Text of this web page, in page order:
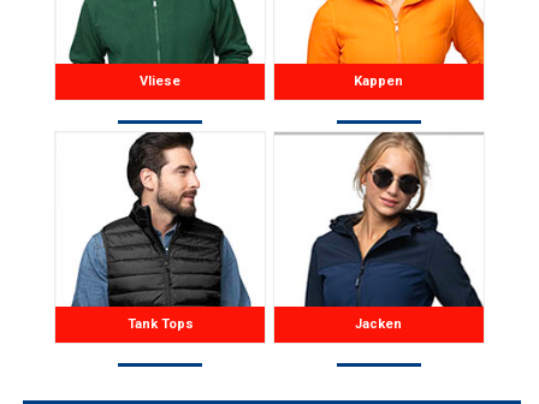
Vliese Kappen
Tank Tops Jacken